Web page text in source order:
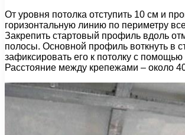
От уровня потолка отступить 10 см и
горизонтальную линию по периметру
Закрепить стартовый профиль вдоль
полосы. Основной профиль воткнуть в
зафиксировать его к потолку с помощью
Расстояние между крепежами – около